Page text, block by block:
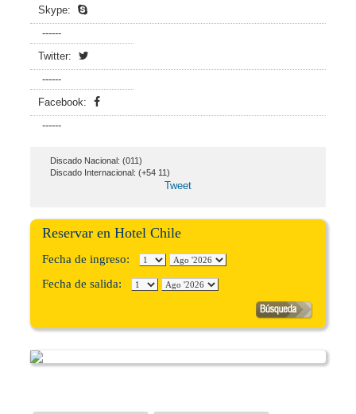
Skype:
------
Twitter:
------
Facebook:
------
Discado Nacional: (011)
Discado Internacional: (+54 11)
Tweet
Reservar en Hotel Chile
Fecha de ingreso:
Fecha de salida: